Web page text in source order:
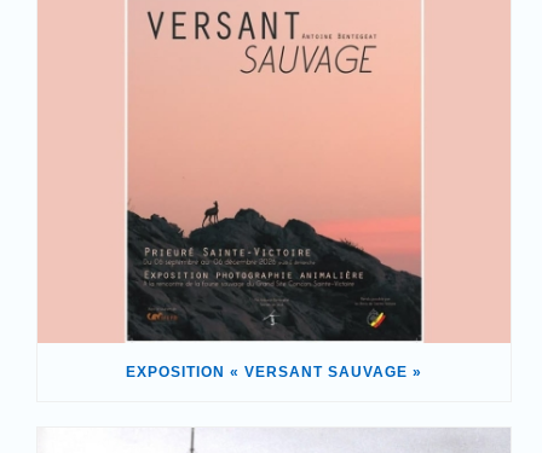
EXPOSITION « VERSANT SAUVAGE »